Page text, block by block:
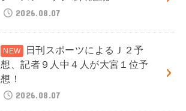
2026.08.07
日刊スポーツによるＪ２予
想、記者９人中４人が大宮１位予
想！
2026.08.07